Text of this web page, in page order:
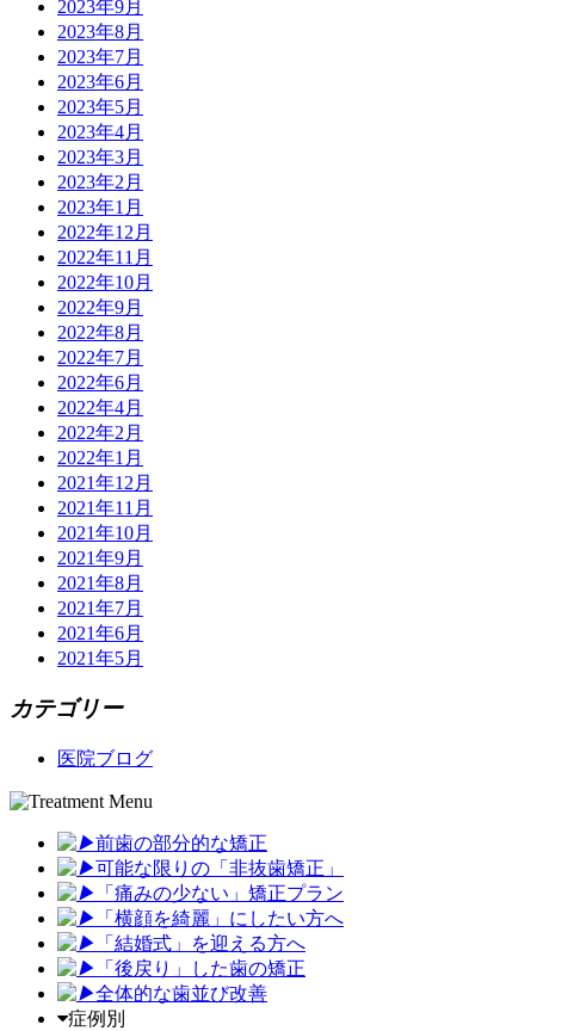
2023年9月
2023年8月
2023年7月
2023年6月
2023年5月
2023年4月
2023年3月
2023年2月
2023年1月
2022年12月
2022年11月
2022年10月
2022年9月
2022年8月
2022年7月
2022年6月
2022年4月
2022年2月
2022年1月
2021年12月
2021年11月
2021年10月
2021年9月
2021年8月
2021年7月
2021年6月
2021年5月
カテゴリー
医院ブログ
前歯の部分的な矯正
可能な限りの「非抜歯矯正 」
「 痛みの少ない」矯正プラン
「 横顔を綺麗」にしたい方へ
「 結婚式」を迎える方へ
「 後戻り」した歯の矯正
全体的な歯並び改善
症例別